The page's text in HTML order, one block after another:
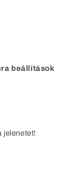
beállítások
jelenetet!